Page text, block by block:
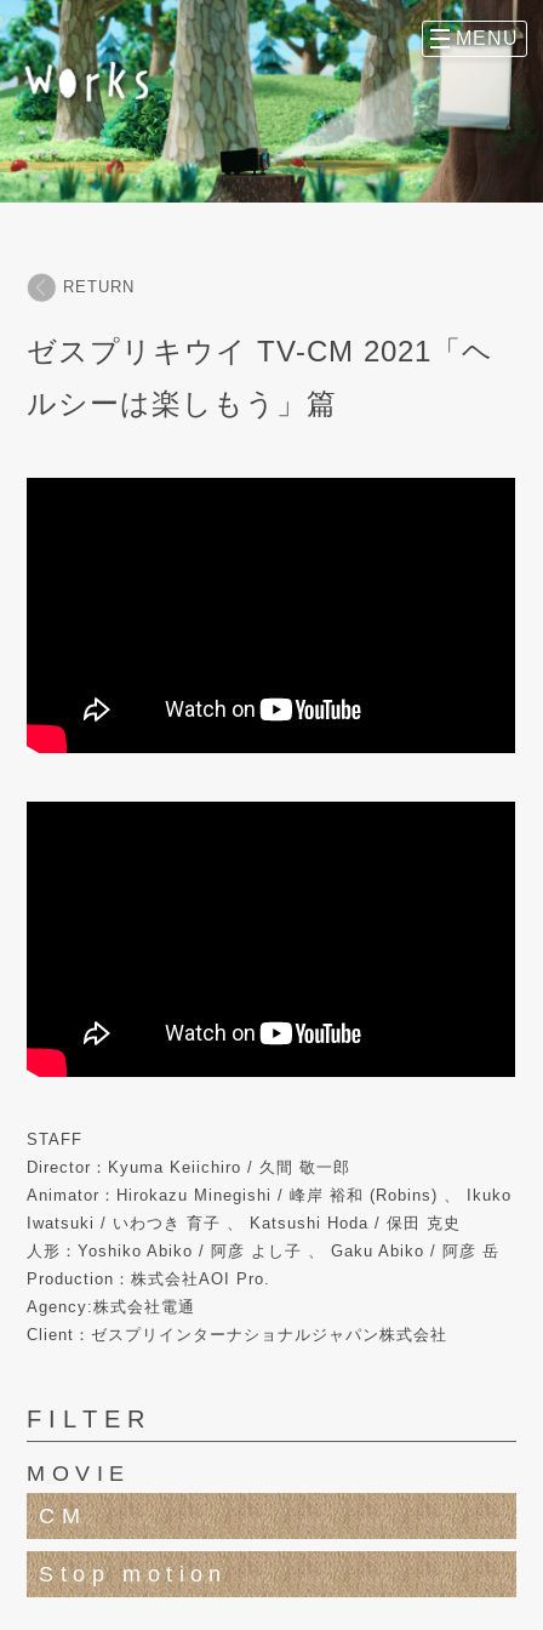
RETURN
ゼスプリキウイ TV-CM 2021「ヘ
ルシーは楽しもう」篇
STAFF
Director：Kyuma Keiichiro / 久間 敬一郎
Animator：Hirokazu Minegishi / 峰岸 裕和 (Robins) 、 Ikuko
Iwatsuki / いわつき 育子 、 Katsushi Hoda / 保田 克史
人形：Yoshiko Abiko / 阿彦 よし子 、 Gaku Abiko / 阿彦 岳
Production：株式会社AOI Pro.
Agency:株式会社電通
Client：ゼスプリインターナショナルジャパン株式会社
FILTER
MOVIE
CM
Stop motion